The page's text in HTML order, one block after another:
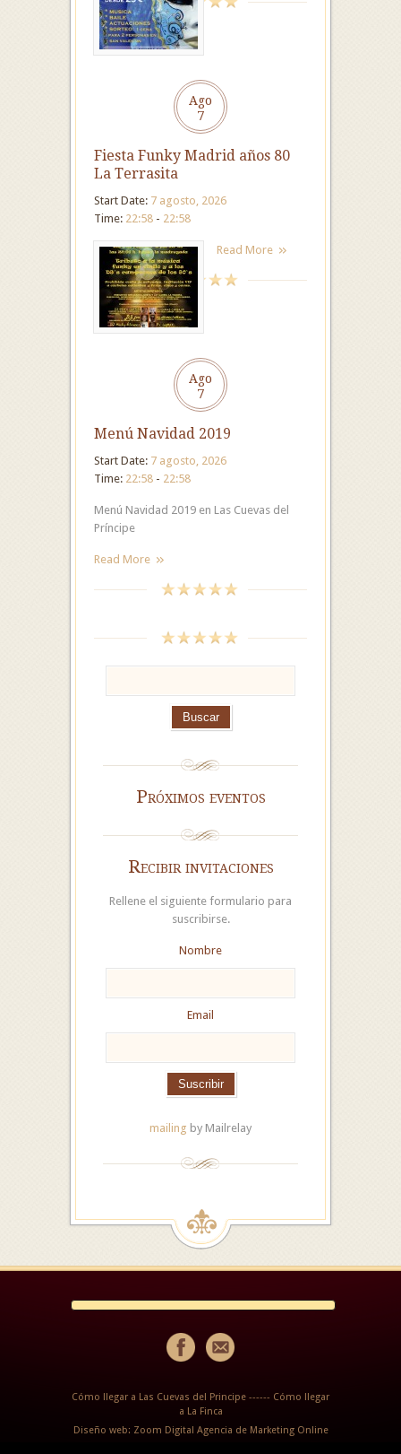
Ago
7
Fiesta Funky Madrid años 80
La Terrasita
Start Date: 7 agosto, 2026
Time: 22:58 - 22:58
Read More
Ago
7
Menú Navidad 2019
Start Date: 7 agosto, 2026
Time: 22:58 - 22:58
Menú Navidad 2019 en Las Cuevas del
Príncipe
Read More
Próximos eventos
Recibir invitaciones
Rellene el siguiente formulario para
suscribirse.
Nombre
Email
mailing by Mailrelay
Cómo llegar a Las Cuevas del Principe ------ Cómo llegar
a La Finca
Diseño web: Zoom Digital Agencia de Marketing Online